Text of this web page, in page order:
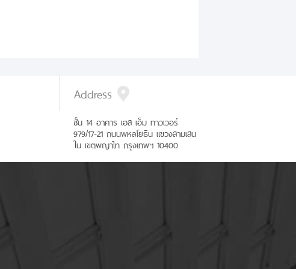
Address
ชั้น 14 อาคาร เอส เอ็ม ทาวเวอร์
979/17-21 ถนนพหลโยธิน แขวงสามเสน
ใน เขตพญาไท กรุงเทพฯ 10400